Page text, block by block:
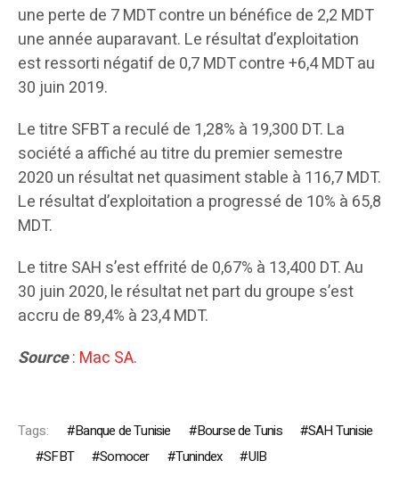
une perte de 7 MDT contre un bénéfice de 2,2 MDT
une année auparavant. Le résultat d’exploitation
est ressorti négatif de 0,7 MDT contre +6,4 MDT au
30 juin 2019.
Le titre SFBT a reculé de 1,28% à 19,300 DT. La
société a affiché au titre du premier semestre
2020 un résultat net quasiment stable à 116,7 MDT.
Le résultat d’exploitation a progressé de 10% à 65,8
MDT.
Le titre SAH s’est effrité de 0,67% à 13,400 DT. Au
30 juin 2020, le résultat net part du groupe s’est
accru de 89,4% à 23,4 MDT.
Source: Mac SA.
Tags: Banque de Tunisie Bourse de Tunis
SAH Tunisie
SFBT
Somocer Tunindex UIB